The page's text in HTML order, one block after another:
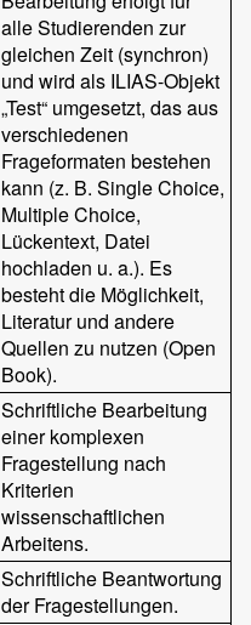
alle Studierenden zur
gleichen Zeit (synchron)
und wird als ILIAS-Objekt
„Test“ umgesetzt, das aus
verschiedenen
Frageformaten bestehen
kann (z. B. Single Choice,
Multiple Choice,
Lückentext, Datei
hochladen u. a.). Es
besteht die Möglichkeit,
Literatur und andere
Quellen zu nutzen (Open
Book).
Schriftliche Bearbeitung
einer komplexen
Fragestellung nach
Kriterien
wissenschaftlichen
Arbeitens.
Schriftliche Beantwortung
der Fragestellungen.